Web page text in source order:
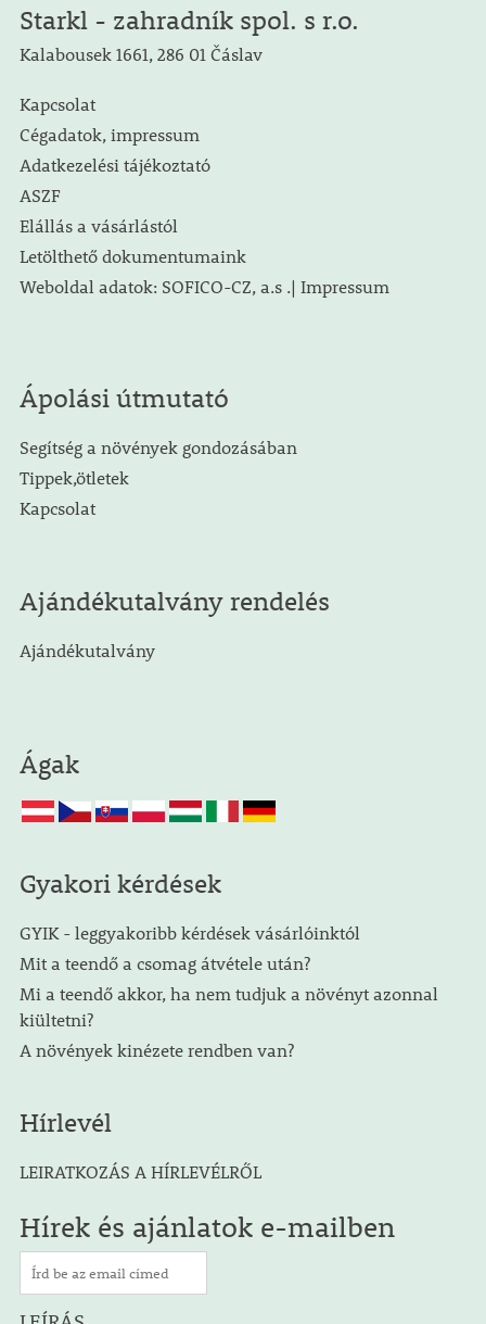
Starkl - zahradník spol. s r.o.
Kalabousek 1661, 286 01 Čáslav
Kapcsolat
Cégadatok, impressum
Adatkezelési tájékoztató
ASZF
Elállás a vásárlástól
Letölthető dokumentumaink
Weboldal adatok: SOFICO-CZ, a.s .| Impressum
Ápolási útmutató
Segítség a növények gondozásában
Tippek,ötletek
Kapcsolat
Ajándékutalvány rendelés
Ajándékutalvány
Ágak
Gyakori kérdések
GYIK - leggyakoribb kérdések vásárlóinktól
Mit a teendő a csomag átvétele után?
Mi a teendő akkor, ha nem tudjuk a növényt azonnal
kiültetni?
A növények kinézete rendben van?
Hírlevél
LEIRATKOZÁS A HÍRLEVÉLRŐL
Hírek és ajánlatok e-mailben